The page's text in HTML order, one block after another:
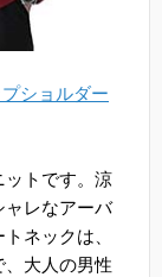
ショルダー
ットです。涼
ャレなアーバ
ネックは、
大人の男性